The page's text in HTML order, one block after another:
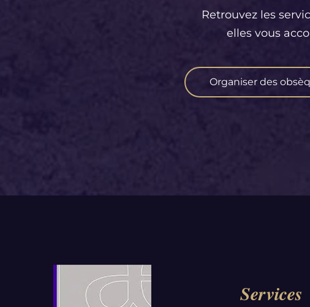
Retrouvez les
elles vous
Organiser des
Services